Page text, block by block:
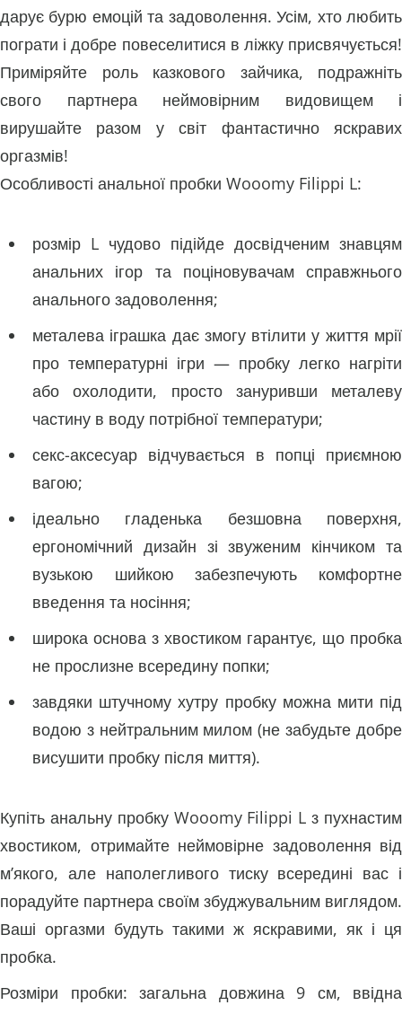
дарує бурю емоцій та задоволення. Усім, хто любить
пограти і добре повеселитися в ліжку присвячується!
Приміряйте роль казкового зайчика, подражніть
свого партнера неймовірним видовищем і
вирушайте разом у світ фантастично яскравих
оргазмів!
Особливості анальної пробки Wooomy Filippi L:
розмір L чудово підійде досвідченим знавцям
анальних ігор та поціновувачам справжнього
анального задоволення;
металева іграшка дає змогу втілити у життя мрії
про температурні ігри — пробку легко нагріти
або охолодити, просто зануривши металеву
частину в воду потрібної температури;
секс-аксесуар відчувається в попці приємною
вагою;
ідеально гладенька безшовна поверхня,
ергономічний дизайн зі звуженим кінчиком та
вузькою шийкою забезпечують комфортне
введення та носіння;
широка основа з хвостиком гарантує, що пробка
не прослизне всередину попки;
завдяки штучному хутру пробку можна мити під
водою з нейтральним милом (не забудьте добре
висушити пробку після миття).
Купіть анальну пробку Wooomy Filippi L з пухнастим
хвостиком, отримайте неймовірне задоволення від
м’якого, але наполегливого тиску всередині вас і
порадуйте партнера своїм збуджувальним виглядом.
Ваші оргазми будуть такими ж яскравими, як і ця
пробка.
Розміри пробки: загальна довжина 9 см, ввідна